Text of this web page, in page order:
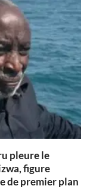
pleure le
figure
de premier plan